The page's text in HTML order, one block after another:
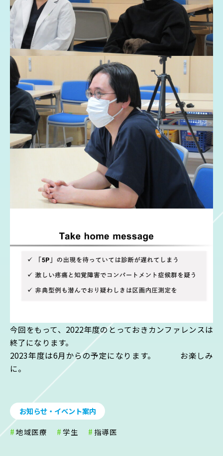
今回をもって、2022年度のとっておきカンファレンスは
終了になります。
2023年度は6月からの予定になります。 お楽しみ
に。
お知らせ・イベント案内
地域医療 学生 指導医